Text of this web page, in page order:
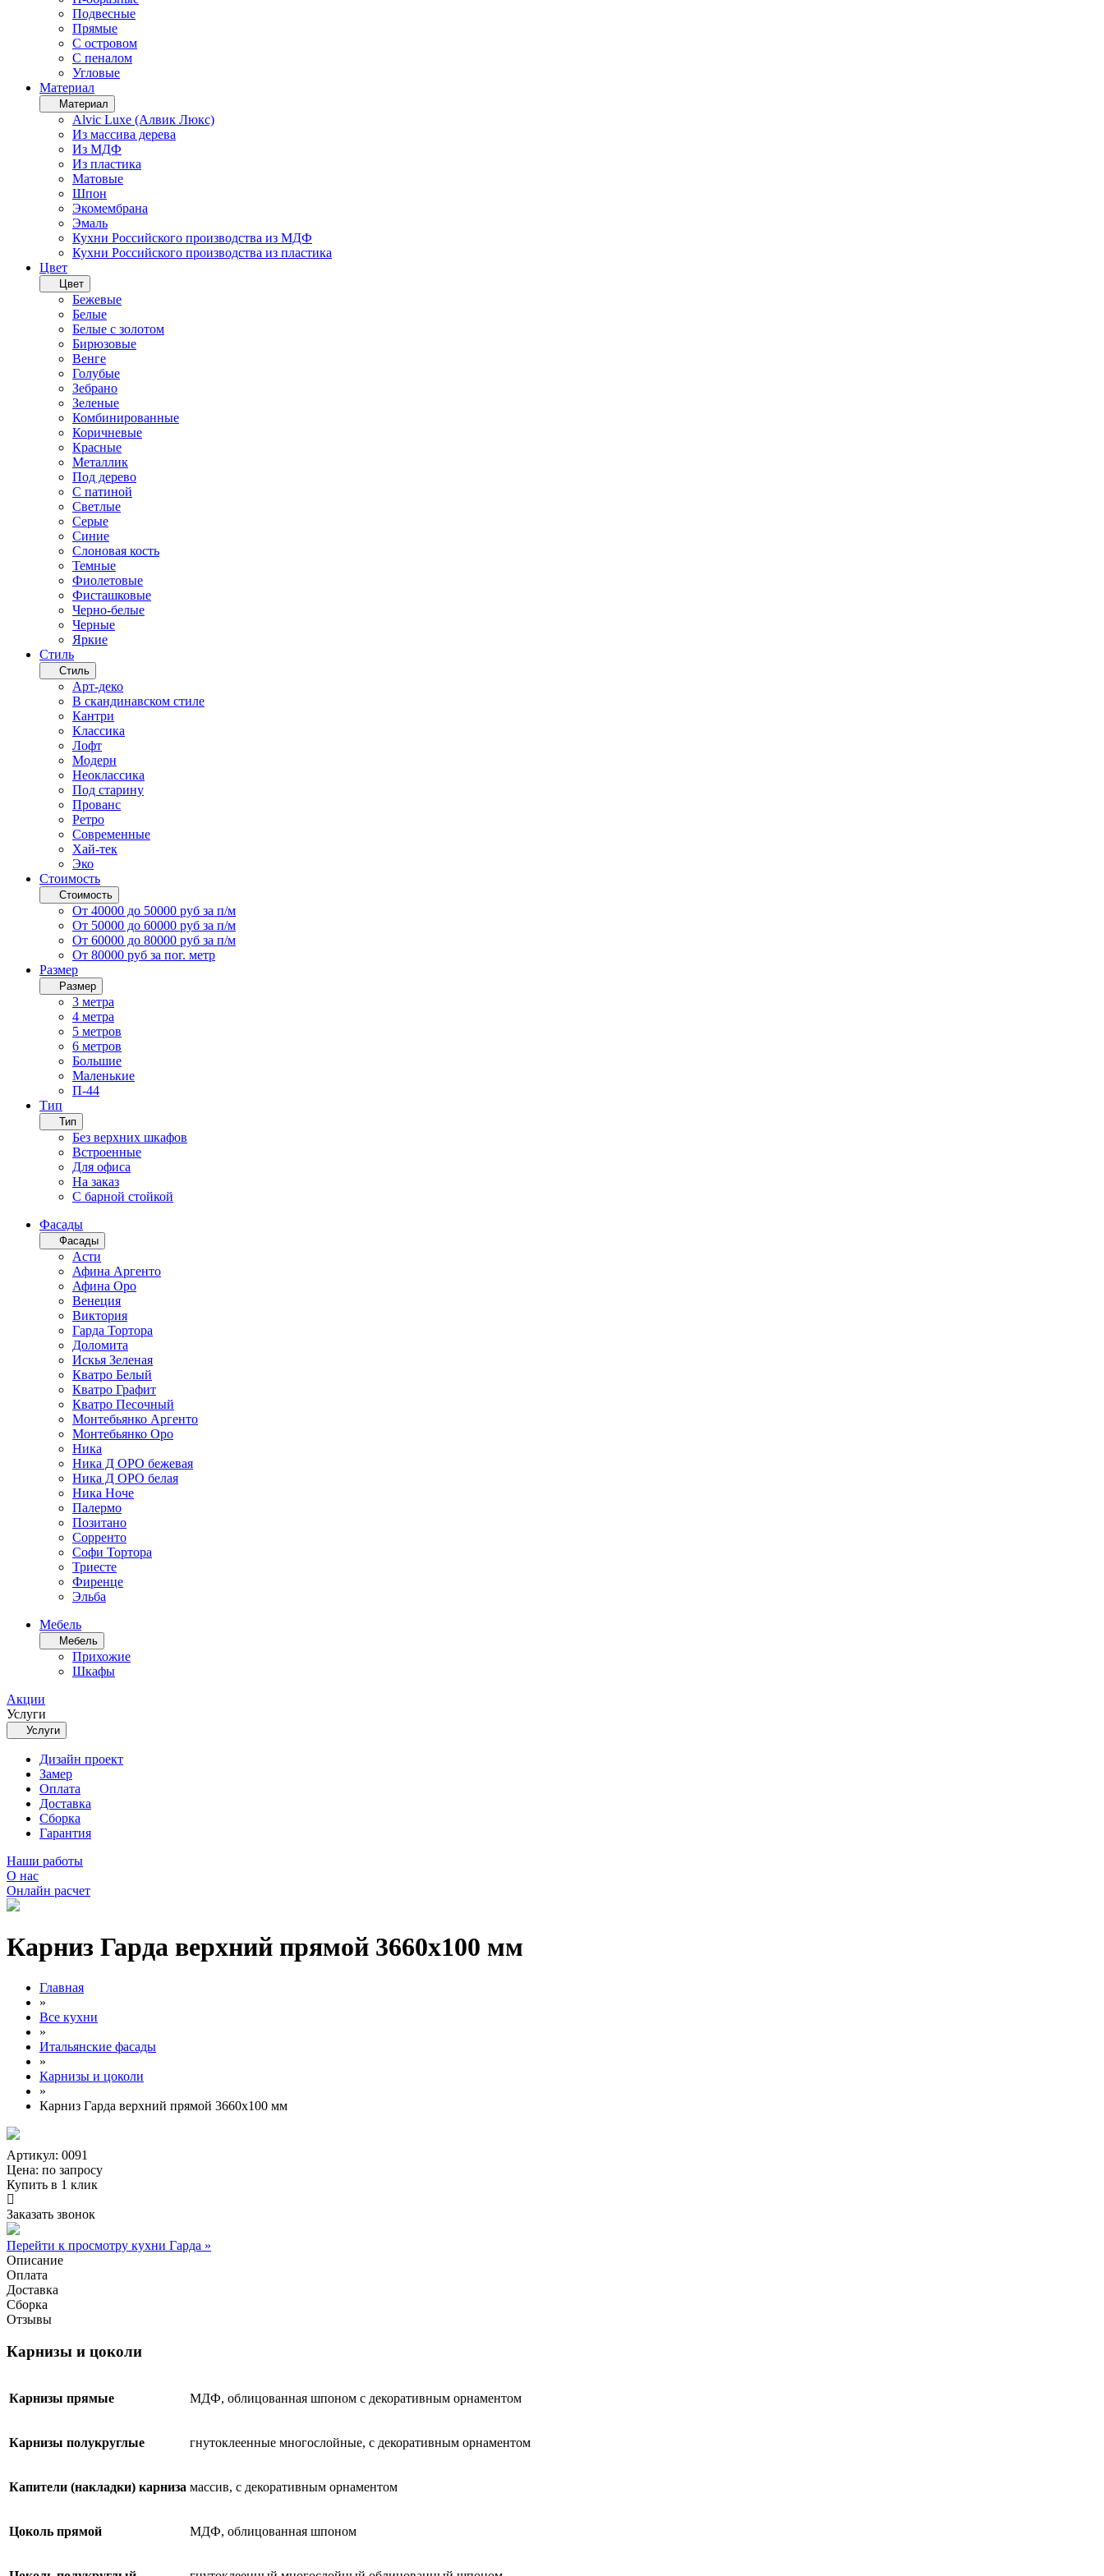
Подвесные
Прямые
С островом
С пеналом
Угловые
Материал
Материал
Alvic Luxe (Алвик Люкс)
Из массива дерева
Из МДФ
Из пластика
Матовые
Шпон
Экомембрана
Эмаль
Кухни Российского производства из МДФ
Кухни Российского производства из пластика
Цвет
Цвет
Бежевые
Белые
Белые с золотом
Бирюзовые
Венге
Голубые
Зебрано
Зеленые
Комбинированные
Коричневые
Красные
Металлик
Под дерево
С патиной
Светлые
Серые
Синие
Слоновая кость
Темные
Фиолетовые
Фисташковые
Черно-белые
Черные
Яркие
Стиль
Стиль
Арт-деко
В скандинавском стиле
Кантри
Классика
Лофт
Модерн
Неоклассика
Под старину
Прованс
Ретро
Современные
Хай-тек
Эко
Стоимость
Стоимость
От 40000 до 50000 руб за п/м
От 50000 до 60000 руб за п/м
От 60000 до 80000 руб за п/м
От 80000 руб за пог. метр
Размер
Размер
3 метра
4 метра
5 метров
6 метров
Большие
Маленькие
П-44
Тип
Тип
Без верхних шкафов
Встроенные
Для офиса
На заказ
С барной стойкой
Фасады
Фасады
Асти
Афина Аргенто
Афина Оро
Венеция
Виктория
Гарда Тортора
Доломита
Искья Зеленая
Кватро Белый
Кватро Графит
Кватро Песочный
Монтебьянко Аргенто
Монтебьянко Оро
Ника
Ника Д ОРО бежевая
Ника Д ОРО белая
Ника Ноче
Палермо
Позитано
Сорренто
Софи Тортора
Триесте
Фиренце
Эльба
Мебель
Мебель
Прихожие
Шкафы
Акции
Услуги
Услуги
Дизайн проект
Замер
Оплата
Доставка
Сборка
Гарантия
Наши работы
О нас
Онлайн расчет
Карниз Гарда верхний прямой 3660х100 мм
Главная
»
Все кухни
»
Итальянские фасады
»
Карнизы и цоколи
»
Карниз Гарда верхний прямой 3660х100 мм
Артикул: 0091
Цена: по запросу
Купить в 1 клик
Заказать звонок
Перейти к просмотру кухни Гарда »
Описание
Оплата
Доставка
Сборка
Отзывы
Карнизы и цоколи
Карнизы прямые МДФ, облицованная шпоном с декоративным орнаментом
Карнизы полукруглые гнутоклеенные многослойные, с декоративным орнаментом
Капители (накладки) карниза массив, с декоративным орнаментом
Цоколь прямой МДФ, облицованная шпоном